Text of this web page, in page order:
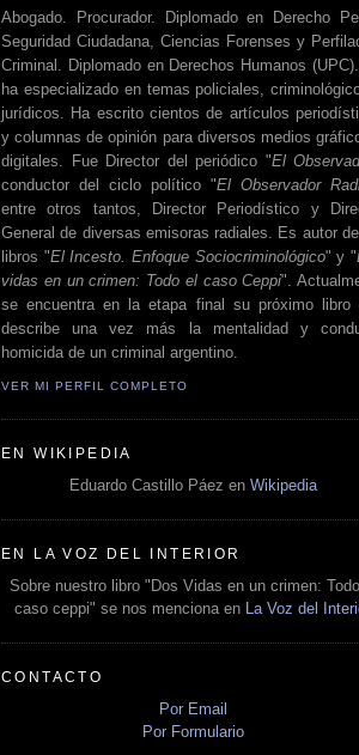
Abogado. Procurador. Diplomado en Derecho
Seguridad Ciudadana, Ciencias Forenses y
Criminal. Diplomado en Derechos Humanos
ha especializado en temas policiales,
jurídicos. Ha escrito cientos de artículos
y columnas de opinión para diversos medios
digitales. Fue Director del periódico "El
conductor del ciclo político "El Observador
entre otros tantos, Director Periodístico y
General de diversas emisoras radiales. Es autor
libros "El Incesto. Enfoque Sociocriminológico" y "
vidas en un crimen: Todo el caso Ceppi".
se encuentra en la etapa final su próximo libro
describe una vez más la mentalidad y
homicida de un criminal argentino.
VER MI PERFIL COMPLETO
EN WIKIPEDIA
Eduardo Castillo Páez en Wikipedia
EN LA VOZ DEL INTERIOR
Sobre nuestro libro "Dos Vidas en un crimen:
caso ceppi" se nos menciona en
La Voz del
CONTACTO
Por Email
Por Formulario